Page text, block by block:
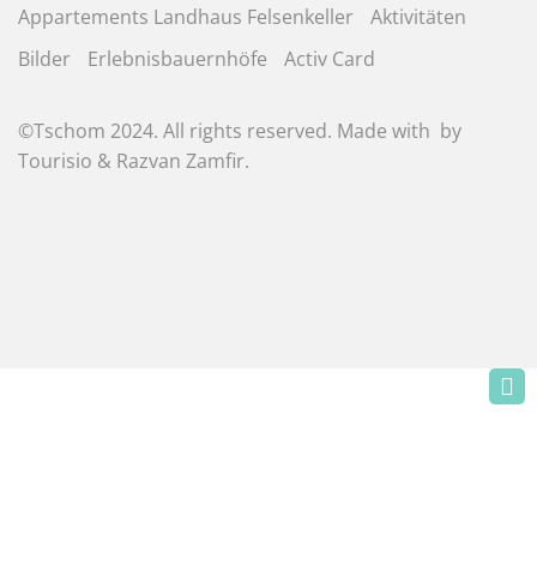
Appartements Landhaus Felsenkeller
Aktivitäten
Bilder
Erlebnisbauernhöfe Activ Card
©Tschom 2024. All rights reserved. Made with by
Tourisio & Razvan Zamfir.